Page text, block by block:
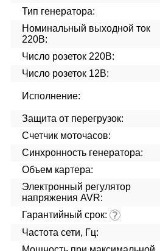
Тип генератора:
Номинальный выходной ток
220В:
Число розеток 220В:
Число розеток 12В:
Исполнение:
Защита от перегрузок:
Счетчик моточасов:
Синхронность генератора:
Объем картера:
Электронный регулятор
напряжения AVR:
Гарантийный срок: ?
Частота сети, Гц: